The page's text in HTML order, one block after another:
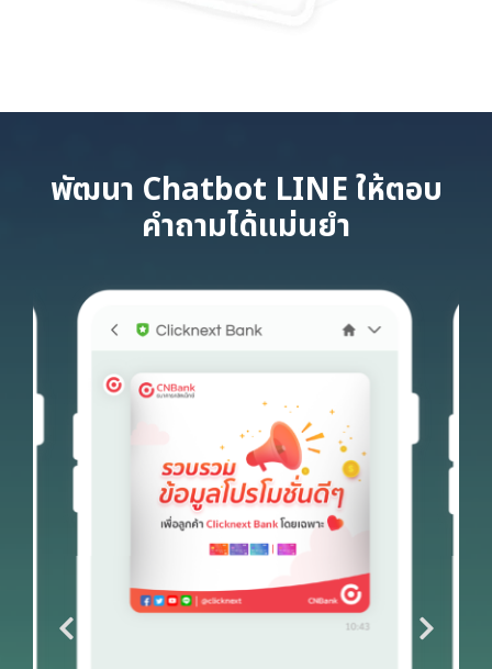
พัฒนา Chatbot LINE ให้ตอบ
คำถามได้แม่นยำ